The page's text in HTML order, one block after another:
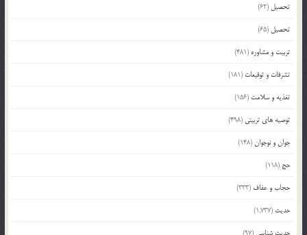
تحصیل (62)
تحصیل (65)
تربیت و مشاوره (481)
تشرفات و توقیعات (181)
تغذیه و سلامت (156)
توصیه های تربیتی (498)
جوان و نوجوان(148)
حج (118)
حجاب و عفاف (333)
حدیث (1,737)